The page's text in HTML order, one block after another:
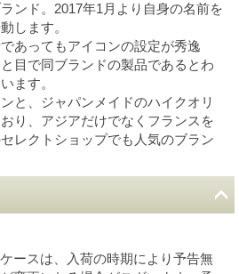
ンド。2017年1月より自身の名前を
します。
あってもアイコンの設定が秀逸
目で同ブランドの製品であるとわ
ます。
と、ジャパンメイドのハイクオリ
り、アジアだけでなくフランスを
レクトショップでも人気のブラン
ースは、入荷の時期により予告無